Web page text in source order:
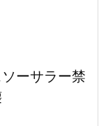
ーサラー禁